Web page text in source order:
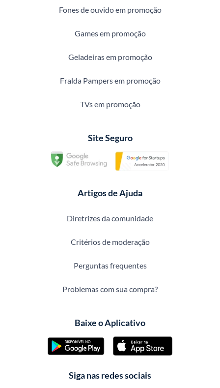
Fones de ouvido em promoção
Games em promoção
Geladeiras em promoção
Fralda Pampers em promoção
TVs em promoção
Site Seguro
Artigos de Ajuda
Diretrizes da comunidade
Critérios de moderação
Perguntas frequentes
Problemas com sua compra?
Baixe o Aplicativo
Siga nas redes sociais